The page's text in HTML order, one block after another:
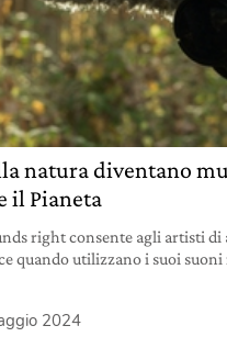
natura diventano
il Pianeta
right consente agli artisti di
quando utilizzano i suoi
2024